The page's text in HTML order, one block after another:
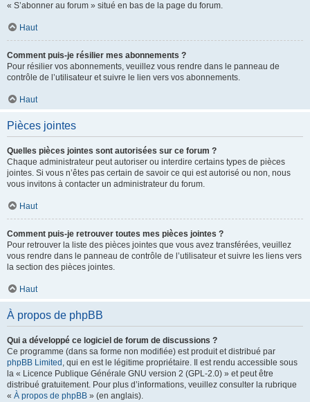
« S’abonner au forum » situé en bas de la page du forum.
Haut
Comment puis-je résilier mes abonnements ?
Pour résilier vos abonnements, veuillez vous rendre dans le panneau de
contrôle de l’utilisateur et suivre le lien vers vos abonnements.
Haut
Pièces jointes
Quelles pièces jointes sont autorisées sur ce forum ?
Chaque administrateur peut autoriser ou interdire certains types de pièces
jointes. Si vous n’êtes pas certain de savoir ce qui est autorisé ou non, nous
vous invitons à contacter un administrateur du forum.
Haut
Comment puis-je retrouver toutes mes pièces jointes ?
Pour retrouver la liste des pièces jointes que vous avez transférées, veuillez
vous rendre dans le panneau de contrôle de l’utilisateur et suivre les liens vers
la section des pièces jointes.
Haut
À propos de phpBB
Qui a développé ce logiciel de forum de discussions ?
Ce programme (dans sa forme non modifiée) est produit et distribué par
phpBB Limited , qui en est le légitime propriétaire. Il est rendu accessible sous
la « Licence Publique Générale GNU version 2 (GPL-2.0) » et peut être
distribué gratuitement. Pour plus d’informations, veuillez consulter la rubrique
« À propos de phpBB » (en anglais).